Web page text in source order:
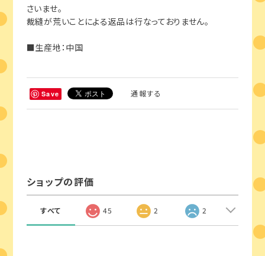
さいませ。
裁縫が荒いことによる返品は行なっておりません。
■生産地：中国
Save 通報する
ショップの評価
すべて 45 2 2